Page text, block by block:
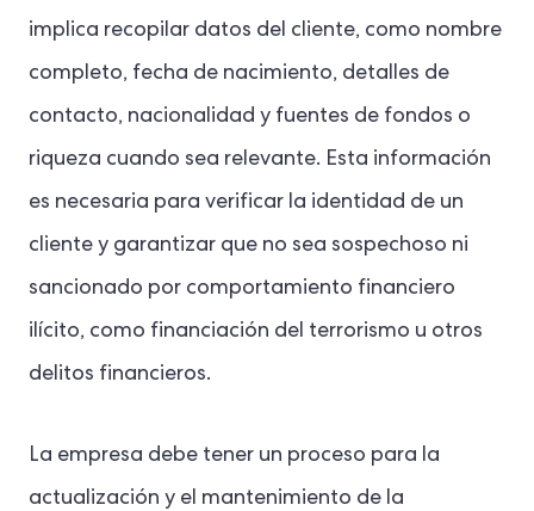
implica recopilar datos del cliente, como nombre
completo, fecha de nacimiento, detalles de
contacto, nacionalidad y fuentes de fondos o
riqueza cuando sea relevante. Esta información
es necesaria para verificar la identidad de un
cliente y garantizar que no sea sospechoso ni
sancionado por comportamiento financiero
ilícito, como financiación del terrorismo u otros
delitos financieros.
La empresa debe tener un proceso para la
actualización y el mantenimiento de la